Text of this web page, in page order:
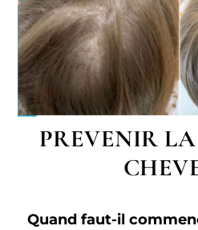
PREVENIR
Quand faut-il